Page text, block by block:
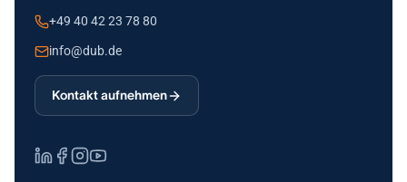
+49 40 42 23 78 80
info@dub.de
Kontakt aufnehmen